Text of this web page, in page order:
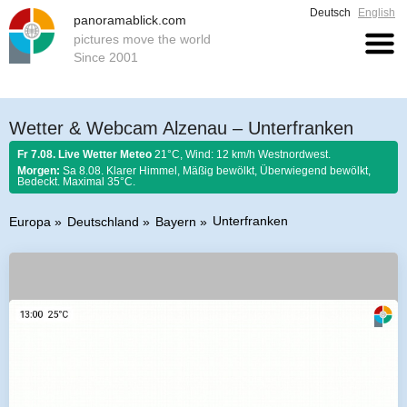
panoramablick.com
pictures move the world
Since 2001
Deutsch English
Wetter & Webcam Alzenau – Unterfranken
Fr 7.08. Live Wetter Meteo 21°C, Wind: 12 km/h Westnordwest.
Morgen: Sa 8.08. Klarer Himmel, Mäßig bewölkt, Überwiegend bewölkt,
Bedeckt. Maximal 35°C.
Europa Deutschland Bayern Unterfranken